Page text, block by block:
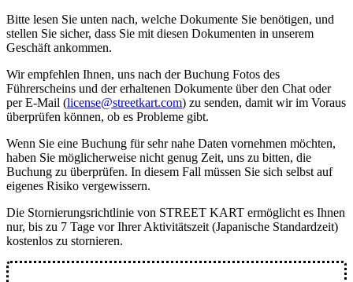
Bitte lesen Sie unten nach, welche Dokumente Sie benötigen, und
stellen Sie sicher, dass Sie mit diesen Dokumenten in unserem
Geschäft ankommen.
Wir empfehlen Ihnen, uns nach der Buchung Fotos des
Führerscheins und der erhaltenen Dokumente über den Chat oder
per E-Mail (license@streetkart.com) zu senden, damit wir im Voraus
überprüfen können, ob es Probleme gibt.
Wenn Sie eine Buchung für sehr nahe Daten vornehmen möchten,
haben Sie möglicherweise nicht genug Zeit, uns zu bitten, die
Buchung zu überprüfen. In diesem Fall müssen Sie sich selbst auf
eigenes Risiko vergewissern.
Die Stornierungsrichtlinie von STREET KART ermöglicht es Ihnen
nur, bis zu 7 Tage vor Ihrer Aktivitätszeit (Japanische Standardzeit)
kostenlos zu stornieren.